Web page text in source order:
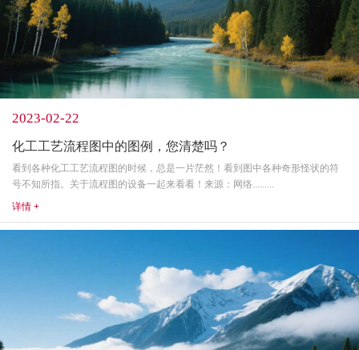
2023-02-22
化工工艺流程图中的图例，您清楚吗？
看到各种化工工艺流程图的时候，总是一片茫然！看到图中各种奇形怪状的符
号不知所指。关于流程图的设备一起来看看！来源：网络.........
详情 +